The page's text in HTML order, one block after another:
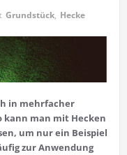
Grundstück, Hecke
in mehrfacher
kann man mit Hecken
um nur ein Beispiel
zur Anwendung